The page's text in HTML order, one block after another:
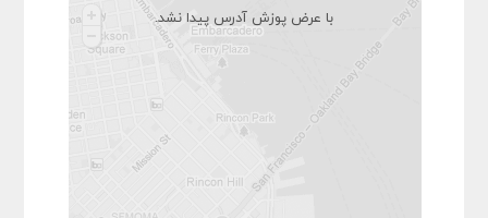
با عرض پوزش آدرس پیدا نشد.